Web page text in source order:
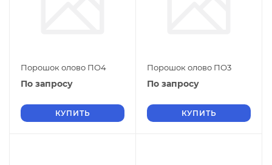
Порошок олово ПО4
По запросу
КУПИТЬ
Порошок олово ПО3
По запросу
КУПИТЬ